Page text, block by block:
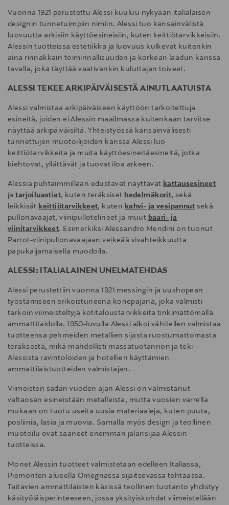
Vuonna 1921 perustettu Alessi kuuluu nykyään italialaisen
designin tunnetuimpiin nimiin. Alessi tuo kansainvälistä
luovuutta arkisiin käyttöesineisiin, kuten keittiötarvikkeisiin.
Alessin tuotteissa estetiikka ja luovuus kulkevat kuitenkin
aina rinnakkain toiminnallisuuden ja korkean laadun kanssa
tavalla, joka täyttää vaativankin kuluttajan toiveet.
ALESSI TEKEE ARKIPÄIVÄISESTÄ AINUTLAATUISTA
Alessi valmistaa arkipäiväiseen käyttöön tarkoitettuja
esineitä, joiden ei Alessin maailmassa kuitenkaan tarvitse
näyttää arkipäiväisiltä. Yhteistyössä kansainvälisesti
tunnettujen muotoilijoiden kanssa Alessi luo
keittiötarvikkeita ja muita käyttöesineitäesineitä, jotka
kiehtovat, yllättävät ja tuovat iloa arkeen.
Alessia puhtaimmillaan edustavat näyttävät kattausesineet
jatarjoiluastiat, kuten teräksiset hedelmäkorit, sekä
leikkisät keittiötarvikkeet, kuten kahvi- ja vesipannut sekä
pullonavaajat, viinipullotelineet ja muut baari- ja
viinitarvikkeet. Esimerkiksi Alessandro Mendini on tuonut
Parrot-viinipullonavaajaan veikeää vivahteikkuutta
papukaijamaisella muodolla.
ALESSI: ITALIALAINEN UNELMATEHDAS
Alessi perustettiin vuonna 1921 messingin ja uushopean
työstämiseen erikoistuneena konepajana, joka valmisti
tarkoin viimeisteltyjä kotitaloustarvikkeita tinkimättömällä
ammattitaidolla. 1950-luvulla Alessi alkoi vähitellen valmistaa
tuotteensa pehmeiden metallien sijasta ruostumattomasta
teräksestä, mikä mahdollisti massatuotannon ja teki
Alessista ravintoloiden ja hotellien käyttämien
ammattilaistuotteiden valmistajan.
Viimeisten sadan vuoden ajan Alessi on valmistanut
valtaosan esineistään metalleista, mutta vuosien varrella
mukaan on tuotu useita uusia materiaaleja, kuten puuta,
posliinia, lasia ja muovia. Samalla myös design ja teollinen
muotoilu ovat saaneet enemmän jalansijaa Alessin
tuotteissa.
Monet Alessin tuotteet valmistetaan edelleen Italiassa,
Piemonten alueella Omegnassa sijaitsevassa tehtaassa.
Taitavien ammattilaisten käsissä teollinen tuotanto yhdistyy
käsityöläisperinteeseen, jossa yksityiskohdat viimeistellään